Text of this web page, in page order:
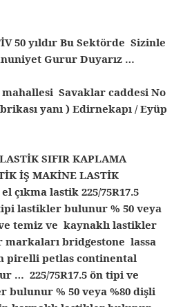
50 yıldır Bu Sektörde Sizinle
Gurur Duyarız …
Savaklar caddesi No
yanı ) Edirnekapı / Eyüp
SIFIR KAPLAMA
İŞ MAKİNE LASTİK
çıkma lastik 225/75R17.5
lastikler bulunur % 50 veya
temiz ve kaynaklı lastikler
bridgestone lassa
pirelli petlas continental
… 225/75R17.5 ön tipi ve
% 50 veya %80 dişli